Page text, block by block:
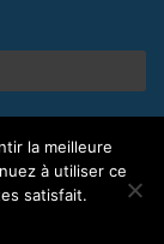
– Nantes
la meilleure
à utiliser ce
satisfait.